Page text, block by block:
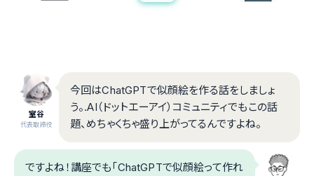
室谷
代表取締役
今回はChatGPTで似顔絵を作る話をしましょ
う。.AI（ドットエーアイ）コミュニティでもこの話
題、めちゃくちゃ盛り上がってるんですよね。
ですよね！講座でも「ChatGPTで似顔絵って作れ